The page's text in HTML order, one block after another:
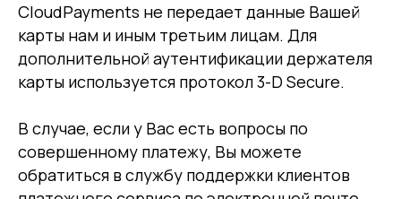
CloudPayments не передает данные Вашей
карты нам и иным третьим лицам. Для
дополнительной аутентификации держателя
карты используется протокол 3-D Secure.
В случае, если у Вас есть вопросы по
совершенному платежу, Вы можете
обратиться в службу поддержки клиентов